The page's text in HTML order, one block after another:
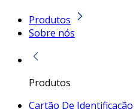
Produtos
Sobre nós
Produtos
Cartão De Identificação